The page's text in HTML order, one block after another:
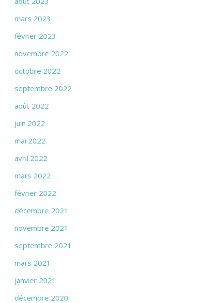
mars 2023
février 2023
novembre 2022
octobre 2022
septembre 2022
août 2022
juin 2022
mai 2022
avril 2022
mars 2022
février 2022
décembre 2021
novembre 2021
septembre 2021
mars 2021
janvier 2021
décembre 2020